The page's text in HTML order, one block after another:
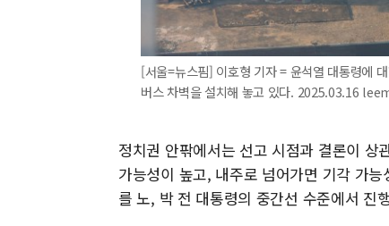
[서울=뉴스핌] 이호형 기자 = 윤석열 대통령에
버스 차벽을 설치해 놓고 있다. 2025.03.16
정치권 안팎에서는 선고 시점과 결론이
가능성이 높고, 내주로 넘어가면 기각 가
를 노, 박 전 대통령의 중간선 수준에서 진